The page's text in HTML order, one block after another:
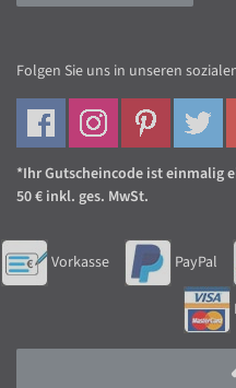
Folgen Sie uns in unseren
*Ihr Gutscheincode ist einmalig
50 € inkl. ges. MwSt.
Vorkasse PayPal